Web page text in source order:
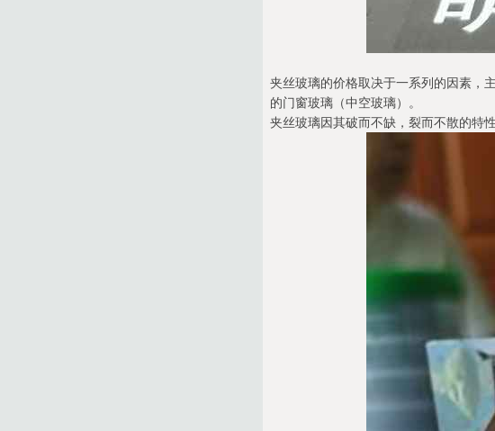
夹丝玻璃的价格取决于一系列的因素，
的门窗玻璃（中空玻璃）。
夹丝玻璃因其破而不缺，裂而不散的特